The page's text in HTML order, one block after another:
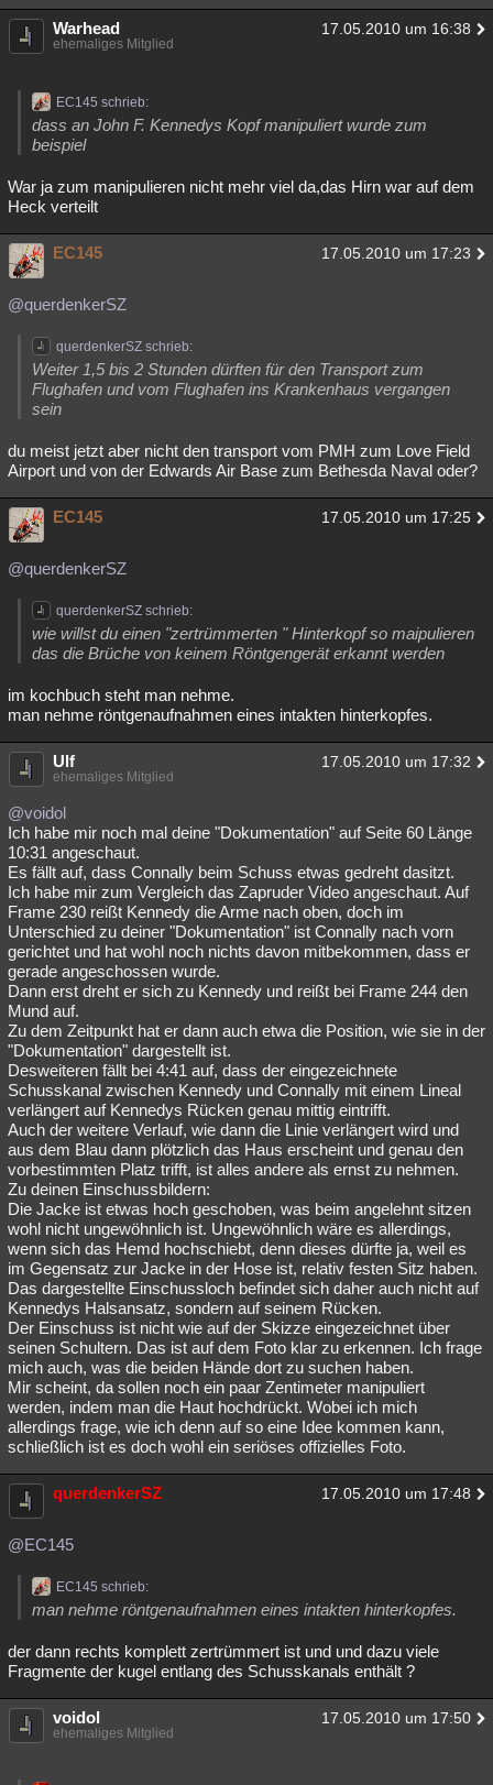
Warhead 17.05.2010 um 16:38
ehemaliges Mitglied
EC145 schrieb:
dass an John F. Kennedys Kopf manipuliert wurde zum
beispiel
War ja zum manipulieren nicht mehr viel da,das Hirn war auf dem
Heck verteilt
EC145 17.05.2010 um 17:23
@querdenkerSZ
querdenkerSZ schrieb:
Weiter 1,5 bis 2 Stunden dürften für den Transport zum
Flughafen und vom Flughafen ins Krankenhaus vergangen
sein
du meist jetzt aber nicht den transport vom PMH zum Love Field
Airport und von der Edwards Air Base zum Bethesda Naval oder?
EC145 17.05.2010 um 17:25
@querdenkerSZ
querdenkerSZ schrieb:
wie willst du einen "zertrümmerten " Hinterkopf so maipulieren
das die Brüche von keinem Röntgengerät erkannt werden
im kochbuch steht man nehme.
man nehme röntgenaufnahmen eines intakten hinterkopfes.
Ulf 17.05.2010 um 17:32
ehemaliges Mitglied
@voidol
Ich habe mir noch mal deine "Dokumentation" auf Seite 60 Länge
10:31 angeschaut.
Es fällt auf, dass Connally beim Schuss etwas gedreht dasitzt.
Ich habe mir zum Vergleich das Zapruder Video angeschaut. Auf
Frame 230 reißt Kennedy die Arme nach oben, doch im
Unterschied zu deiner "Dokumentation" ist Connally nach vorn
gerichtet und hat wohl noch nichts davon mitbekommen, dass er
gerade angeschossen wurde.
Dann erst dreht er sich zu Kennedy und reißt bei Frame 244 den
Mund auf.
Zu dem Zeitpunkt hat er dann auch etwa die Position, wie sie in der
"Dokumentation" dargestellt ist.
Desweiteren fällt bei 4:41 auf, dass der eingezeichnete
Schusskanal zwischen Kennedy und Connally mit einem Lineal
verlängert auf Kennedys Rücken genau mittig eintrifft.
Auch der weitere Verlauf, wie dann die Linie verlängert wird und
aus dem Blau dann plötzlich das Haus erscheint und genau den
vorbestimmten Platz trifft, ist alles andere als ernst zu nehmen.
Zu deinen Einschussbildern:
Die Jacke ist etwas hoch geschoben, was beim angelehnt sitzen
wohl nicht ungewöhnlich ist. Ungewöhnlich wäre es allerdings,
wenn sich das Hemd hochschiebt, denn dieses dürfte ja, weil es
im Gegensatz zur Jacke in der Hose ist, relativ festen Sitz haben.
Das dargestellte Einschussloch befindet sich daher auch nicht auf
Kennedys Halsansatz, sondern auf seinem Rücken.
Der Einschuss ist nicht wie auf der Skizze eingezeichnet über
seinen Schultern. Das ist auf dem Foto klar zu erkennen. Ich frage
mich auch, was die beiden Hände dort zu suchen haben.
Mir scheint, da sollen noch ein paar Zentimeter manipuliert
werden, indem man die Haut hochdrückt. Wobei ich mich
allerdings frage, wie ich denn auf so eine Idee kommen kann,
schließlich ist es doch wohl ein seriöses offizielles Foto.
querdenkerSZ 17.05.2010 um 17:48
@EC145
EC145 schrieb:
man nehme röntgenaufnahmen eines intakten hinterkopfes.
der dann rechts komplett zertrümmert ist und und dazu viele
Fragmente der kugel entlang des Schusskanals enthält ?
voidol 17.05.2010 um 17:50
ehemaliges Mitglied